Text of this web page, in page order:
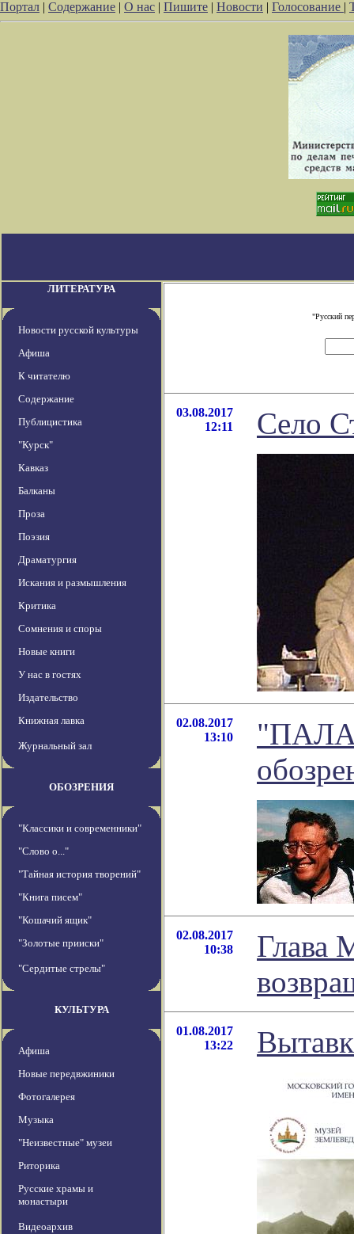
Портал | Содержание | О нас | Пишите | Новости | Голосование |
ЛИТЕРАТУРА
Новости русской культуры
Афиша
К читателю
Содержание
Публицистика
"Курск"
Кавказ
Балканы
Проза
Поэзия
Драматургия
Искания и размышления
Критика
Сомнения и споры
Новые книги
У нас в гостях
Издательство
Книжная лавка
Журнальный зал
ОБОЗРЕНИЯ
"Классики и современники"
"Слово о..."
"Тайная история творений"
"Книга писем"
"Кошачий ящик"
"Золотые прииски"
"Сердитые стрелы"
КУЛЬТУРА
Афиша
Новые передвжиники
Фотогалерея
Музыка
"Неизвестные" музеи
Риторика
Русские храмы и
монастыри
Видеоархив
"Русский
03.08.2017
12:11
Село
02.08.2017
13:10
02.08.2017
10:38
Глава
01.08.2017
13:22